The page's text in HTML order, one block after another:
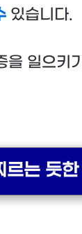
있습니다.
을 일으키
는 듯